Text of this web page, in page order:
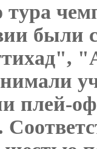
тура
были
плей-